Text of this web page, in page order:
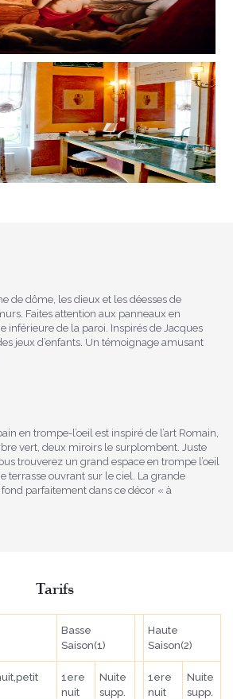
de dôme, les dieux et les déesses de
Faites attention aux panneaux en
inférieure de la paroi. Inspirés de Jacques
jeux d’enfants. Un témoignage amusant
en trompe-l’oeil est inspiré de l’art Romain,
vert, deux miroirs le surplombent. Juste
trouverez un grand espace en trompe l’oeil
terrasse ouvrant sur le ciel. La grande
parfaitement dans ce décor « à
Tarifs
Basse
Saison(1)
Haute
Saison(2)
1ere
nuit
Nuite
supp.
1ere
nuit
Nuite
supp.